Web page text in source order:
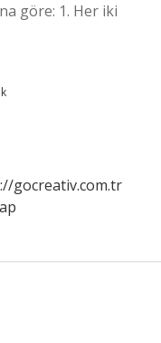
göre: 1. Her iki
gocreativ.com.tr